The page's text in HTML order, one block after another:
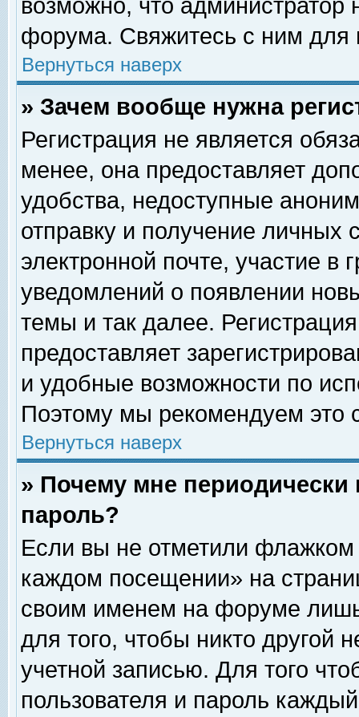
возможно, что
форума. Свяжитесь с ним для
Вернуться наверх
» Зачем вообще нужна
Регистрация не является
менее, она предоставляет
удобства, недоступные
отправку и получение личных
электронной почте, участие в
уведомлений о появлении
темы и так далее.
предоставляет
и удобные возможности по
Поэтому мы рекомендуем это
Вернуться наверх
» Почему мне
пароль?
Если вы не отметили флажком
каждом посещении» на
своим именем на форуме
для того, чтобы никто другой
учетной записью. Для того
пользователя и пароль